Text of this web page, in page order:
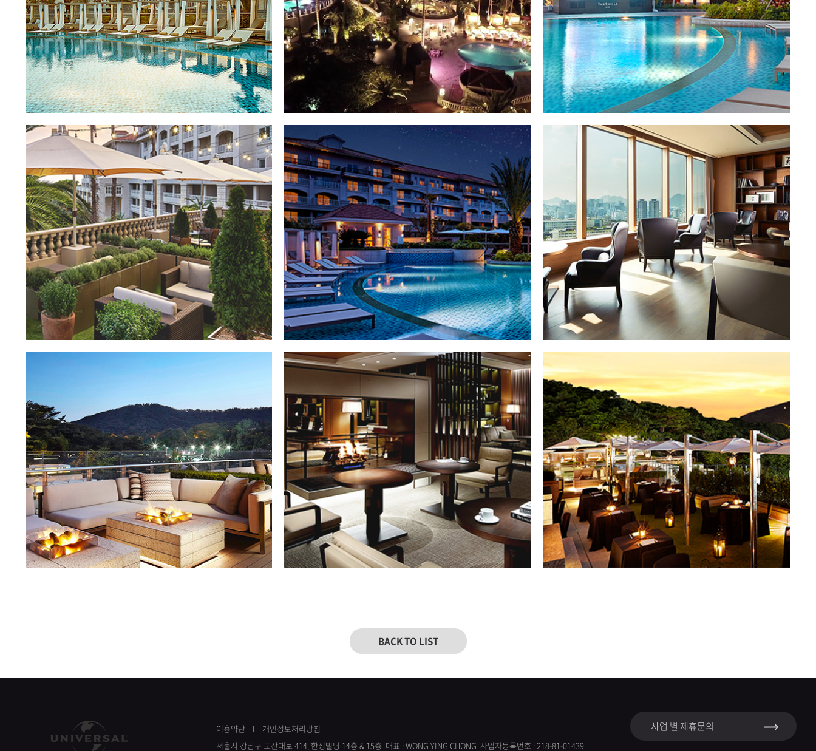
BACK TO LIST
이용약관
개인정보처리방침
서울시 강남구 도산대로 414, 한성빌딩 14층 & 15층 대표 : WONG YING CHONG 사업자등록번호 : 218-81-01439
사업 별 제휴문의